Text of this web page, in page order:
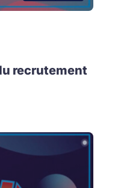
recrutement